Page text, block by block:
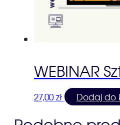
WEBINAR
27,00 zł Dodaj do